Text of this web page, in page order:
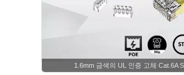
1.6mm 금색의 UL 인증 고체 Cat.6A